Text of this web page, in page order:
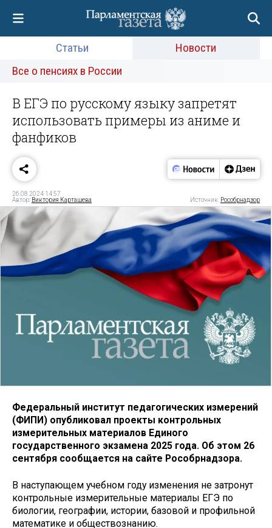
Статьи
Новости
Все о пенсиях в России
В ЕГЭ по русскому языку запретят
использовать примеры из аниме и
фанфиков
26.08.2024 14:57
Автор: Виктория Карташева Источник: Рособрнадзор
Федеральный институт педагогических измерений
(ФИПИ) опубликовал проекты контрольных
измерительных материалов Единого
государственного экзамена 2025 года. Об этом 26
сентября сообщается на сайте Рособрнадзора.
В наступающем учебном году изменения не затронут
контрольные измерительные материалы ЕГЭ по
биологии, географии, истории, базовой и профильной
математике и обществознанию.